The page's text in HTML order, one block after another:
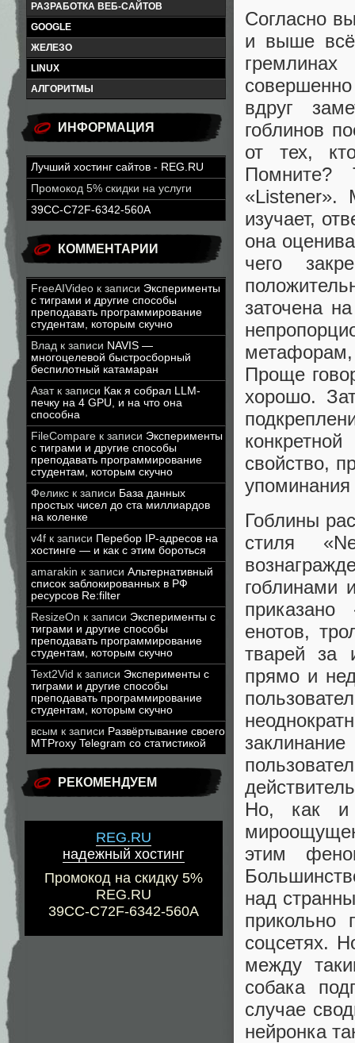
РАЗРАБОТКА ВЕБ-САЙТОВ
GOOGLE
ЖЕЛЕЗО
LINUX
АЛГОРИТМЫ
ИНФОРМАЦИЯ
Лучший хостинг сайтов - REG.RU
Промокод 5% скидки на услуги
39CC-C72F-6342-560A
КОММЕНТАРИИ
FreeAIVideo к записи Эксперименты
с тиграми и другие способы
преподавать программирование
студентам, которым скучно
Влад к записи NAVIS —
многоцелевой быстросборный
беспилотный катамаран
Азатк записи Как я собрал LLM-
печку на 4 GPU, и на что она
способна
FileCompare к записи Эксперименты
с тиграми и другие способы
преподавать программирование
студентам, которым скучно
Феликс к записи База данных
простых чисел до ста миллиардов
на коленке
v4f к записи Перебор IP-адресов на
хостинге — и как с этим бороться
amarakin к записи Альтернативный
список заблокированных в РФ
ресурсов Re:filter
ResizeOn к записи Эксперименты с
тиграми и другие способы
преподавать программирование
студентам, которым скучно
Text2Vid к записи Эксперименты с
тиграми и другие способы
преподавать программирование
студентам, которым скучно
всым к записи Развёртывание своего
MTProxy Telegram со статистикой
РЕКОМЕНДУЕМ
REG.RU
надежный хостинг
Промокод на скидку 5%
REG.RU
39CC-C72F-6342-560A
Согласно
и выше всё
вдруг
гоблинов
от тех,
Помните?
«Listener».
изучает,
она
чего
заточена
Проще
хорошо.
свойство,
Гоблины
стиля
гоблинами
приказано
енотов,
тварей за
прямо и
Но, как и
этим
над
прикольно
соцсетях.
между
собака
случае
нейронка